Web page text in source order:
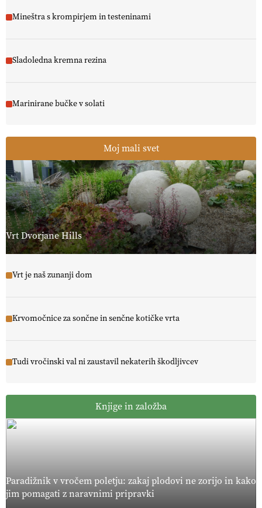
Mineštra s krompirjem in testeninami
Sladoledna kremna rezina
Marinirane bučke v solati
Moj mali svet
Vrt Dvorjane Hills
Vrt je naš zunanji dom
Krvomočnice za sončne in senčne kotičke vrta
Tudi vročinski val ni zaustavil nekaterih škodljivcev
Knjige in založba
Paradižnik v vročem poletju: zakaj plodovi ne zorijo in kako
jim pomagati z naravnimi pripravki